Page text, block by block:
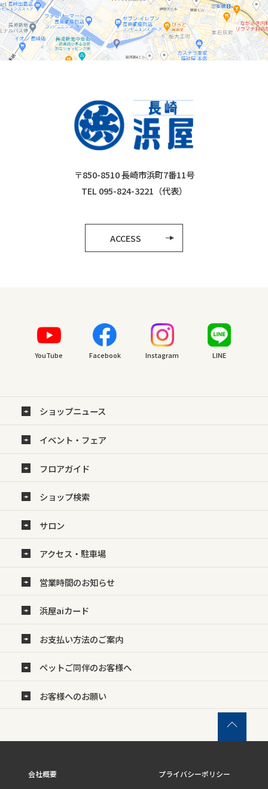
〒850-8510 長崎市浜町7番11号
TEL 095-824-3221（代表）
ACCESS
YouTube Facebook Instagram LINE
ショップニュース
イベント・フェア
フロアガイド
ショップ検索
サロン
アクセス・駐車場
営業時間のお知らせ
浜屋aiカード
お支払い方法のご案内
ペットご同伴のお客様へ
お客様へのお願い
会社概要
プライバシーポリシー